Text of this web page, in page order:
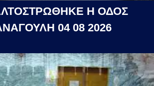
Η ΟΔΟΣ
04 08 2026